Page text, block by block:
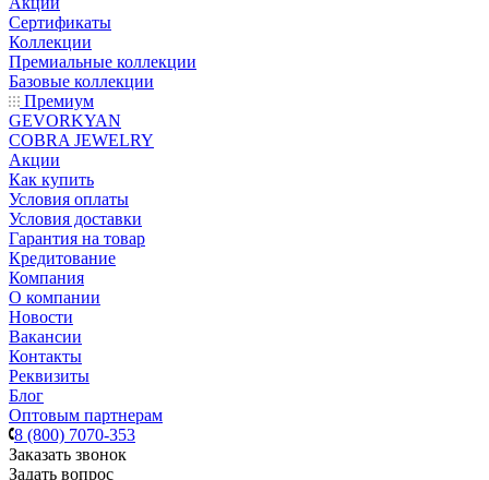
Сертификаты
Коллекции
Премиальные коллекции
Базовые коллекции
Премиум
GEVORKYAN
COBRA JEWELRY
Акции
Как купить
Условия оплаты
Условия доставки
Гарантия на товар
Кредитование
Компания
О компании
Новости
Вакансии
Контакты
Реквизиты
Блог
Оптовым партнерам
8 (800) 7070-353
Заказать звонок
Задать вопрос